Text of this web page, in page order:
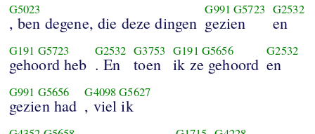
G5023
, ben degene, die deze dingen
G991 G5723
gezien
G2532
en
G191 G5723
gehoord heb
G2532
. En
G3753
toen
G191 G5656
ik ze gehoord
G2532
en
G991 G5656
gezien had
G4098G5627
, viel ik